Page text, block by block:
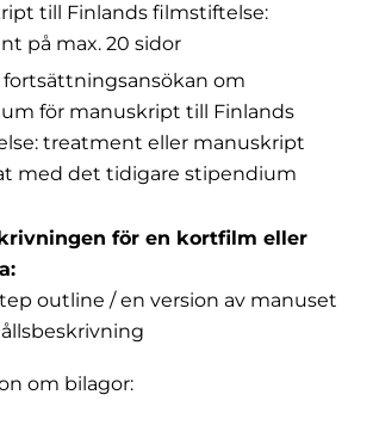
till Finlands filmstiftelse:
på max. 20 sidor
fortsättningsansökan om
för manuskript till Finlands
treatment eller manuskript
med det tidigare stipendium
för en kortfilm eller
outline / en version av manuset
om bilagor: